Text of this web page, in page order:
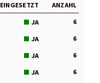
EINGESETZT
ANZAHL
JA
6
JA
6
JA
6
JA
6